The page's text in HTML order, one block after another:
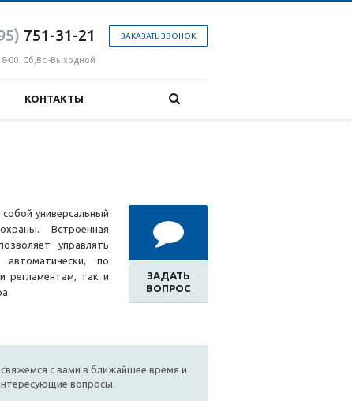
ЗАКАЗАТЬ ЗВОНОК
751-31-21
00. Сб,Вс -Выходной
КОНТАКТЫ
ЗАДАТЬ
ВОПРОС
универсальный
Встроенная
управлять
по
регламентам, так и
с вами в ближайшее время и
вопросы.